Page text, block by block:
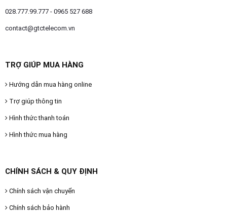
028.777.99.777 - 0965 527 688
contact@gtctelecom.vn
TRỢ GIÚP MUA HÀNG
Hướng dẫn mua hàng online
Trợ giúp thông tin
Hình thức thanh toán
Hình thức mua hàng
CHÍNH SÁCH & QUY ĐỊNH
Chính sách vận chuyển
Chính sách bảo hành